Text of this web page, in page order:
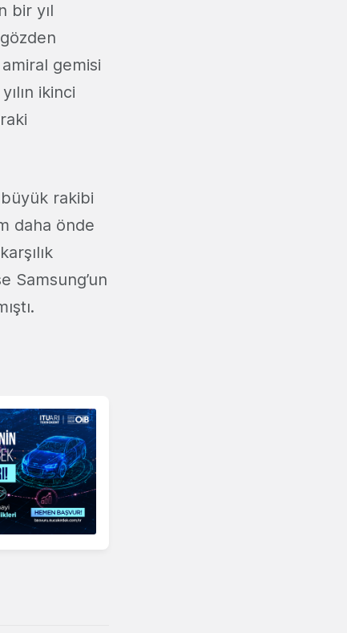
bir yıl
amiral gemisi
ikinci
rakibi
daha önde
Samsung’un